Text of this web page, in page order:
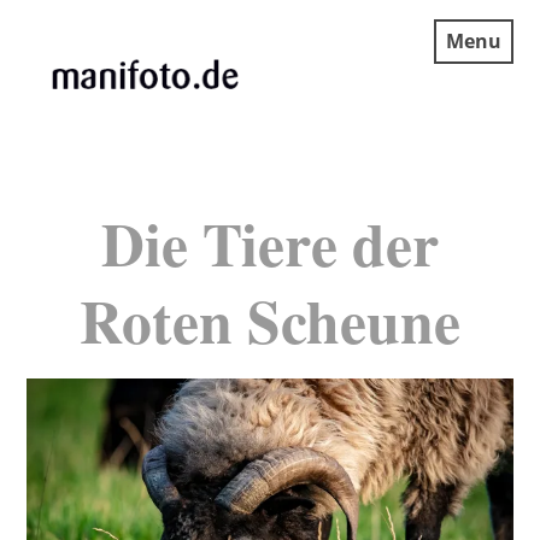
content
Menu
Die Tiere der
Roten Scheune